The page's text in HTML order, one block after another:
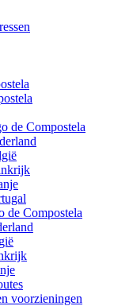
de Compostela
de Compostela
voorzieningen